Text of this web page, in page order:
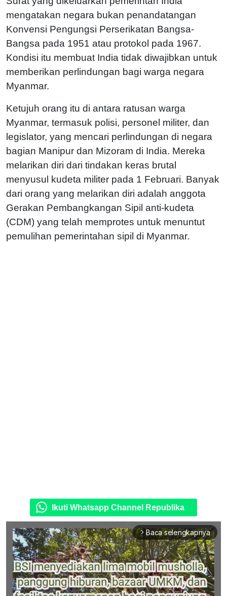
mengatakan negara bukan penandatangan
Konvensi Pengungsi Perserikatan Bangsa-
Bangsa pada 1951 atau protokol pada 1967.
Kondisi itu membuat India tidak diwajibkan untuk
memberikan perlindungan bagi warga negara
Myanmar.
Ketujuh orang itu di antara ratusan warga
Myanmar, termasuk polisi, personel militer, dan
legislator, yang mencari perlindungan di negara
bagian Manipur dan Mizoram di India. Mereka
melarikan diri dari tindakan keras brutal
menyusul kudeta militer pada 1 Februari. Banyak
dari orang yang melarikan diri adalah anggota
Gerakan Pembangkangan Sipil anti-kudeta
(CDM) yang telah memprotes untuk menuntut
pemulihan pemerintahan sipil di Myanmar.
Ikuti Whatsapp Channel Republika
arrow_forward_ios Baca selengkapnya